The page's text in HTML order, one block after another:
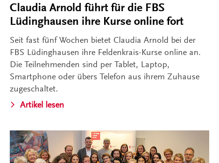
Claudia Arnold führt für die FBS
Lüdinghausen ihre Kurse online fort
Seit fast fünf Wochen bietet Claudia Arnold bei der
FBS Lüdinghausen ihre Feldenkrais-Kurse online an.
Die Teilnehmenden sind per Tablet, Laptop,
Smartphone oder übers Telefon aus ihrem Zuhause
zugeschaltet.
Artikel lesen